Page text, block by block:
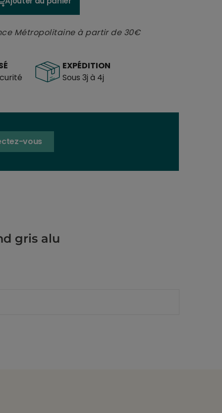
Métropolitaine à partir de 30€
EXPÉDITION
Sous 3j à 4j
vous
gris alu